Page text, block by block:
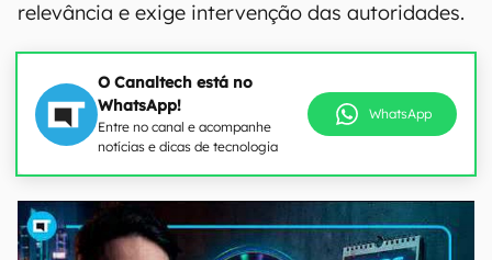
relevância e exige intervenção das autoridades.
O Canaltech está no
WhatsApp!
Entre no canal e acompanhe
notícias e dicas de tecnologia
WhatsApp